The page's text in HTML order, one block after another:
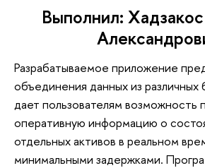
Выполнил:
Разрабатываемое приложение
объединения данных из
дает пользователям возможность
оперативную информацию о
отдельных активов в реальном
минимальными задержками.